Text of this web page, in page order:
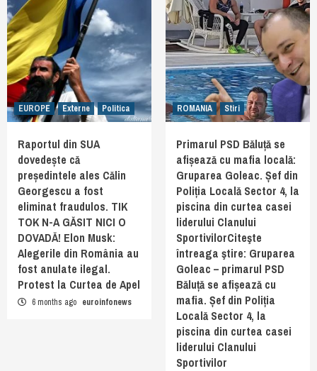
EUROPE Externe Politica
Raportul din SUA
dovedește că
președintele ales Călin
Georgescu a fost
eliminat fraudulos. TIK
TOK N-A GĂSIT NICI O
DOVADĂ! Elon Musk:
Alegerile din România au
fost anulate ilegal.
Protest la Curtea de Apel
6 months ago euroinfonews
ROMANIA Stiri
Primarul PSD Băluță se
afișează cu mafia locală:
Gruparea Goleac. Șef din
Poliția Locală Sector 4, la
piscina din curtea casei
liderului Clanului
SportivilorCiteşte
întreaga ştire: Gruparea
Goleac – primarul PSD
Băluță se afișează cu
mafia. Șef din Poliția
Locală Sector 4, la
piscina din curtea casei
liderului Clanului
Sportivilor